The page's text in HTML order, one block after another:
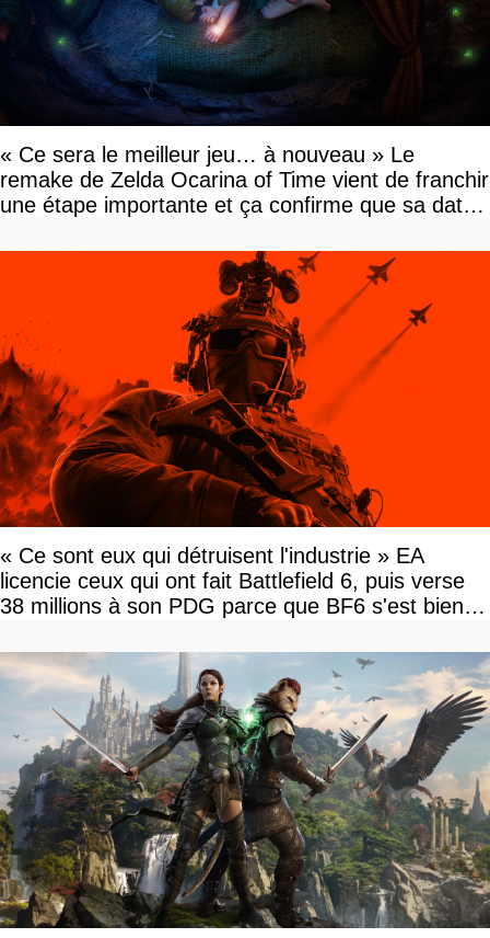
« Ce sera le meilleur jeu… à nouveau » Le
remake de Zelda Ocarina of Time vient de franchir
une étape importante et ça confirme que sa date
« Ce sont eux qui détruisent l'industrie » EA
licencie ceux qui ont fait Battlefield 6, puis verse
38 millions à son PDG parce que BF6 s'est bien